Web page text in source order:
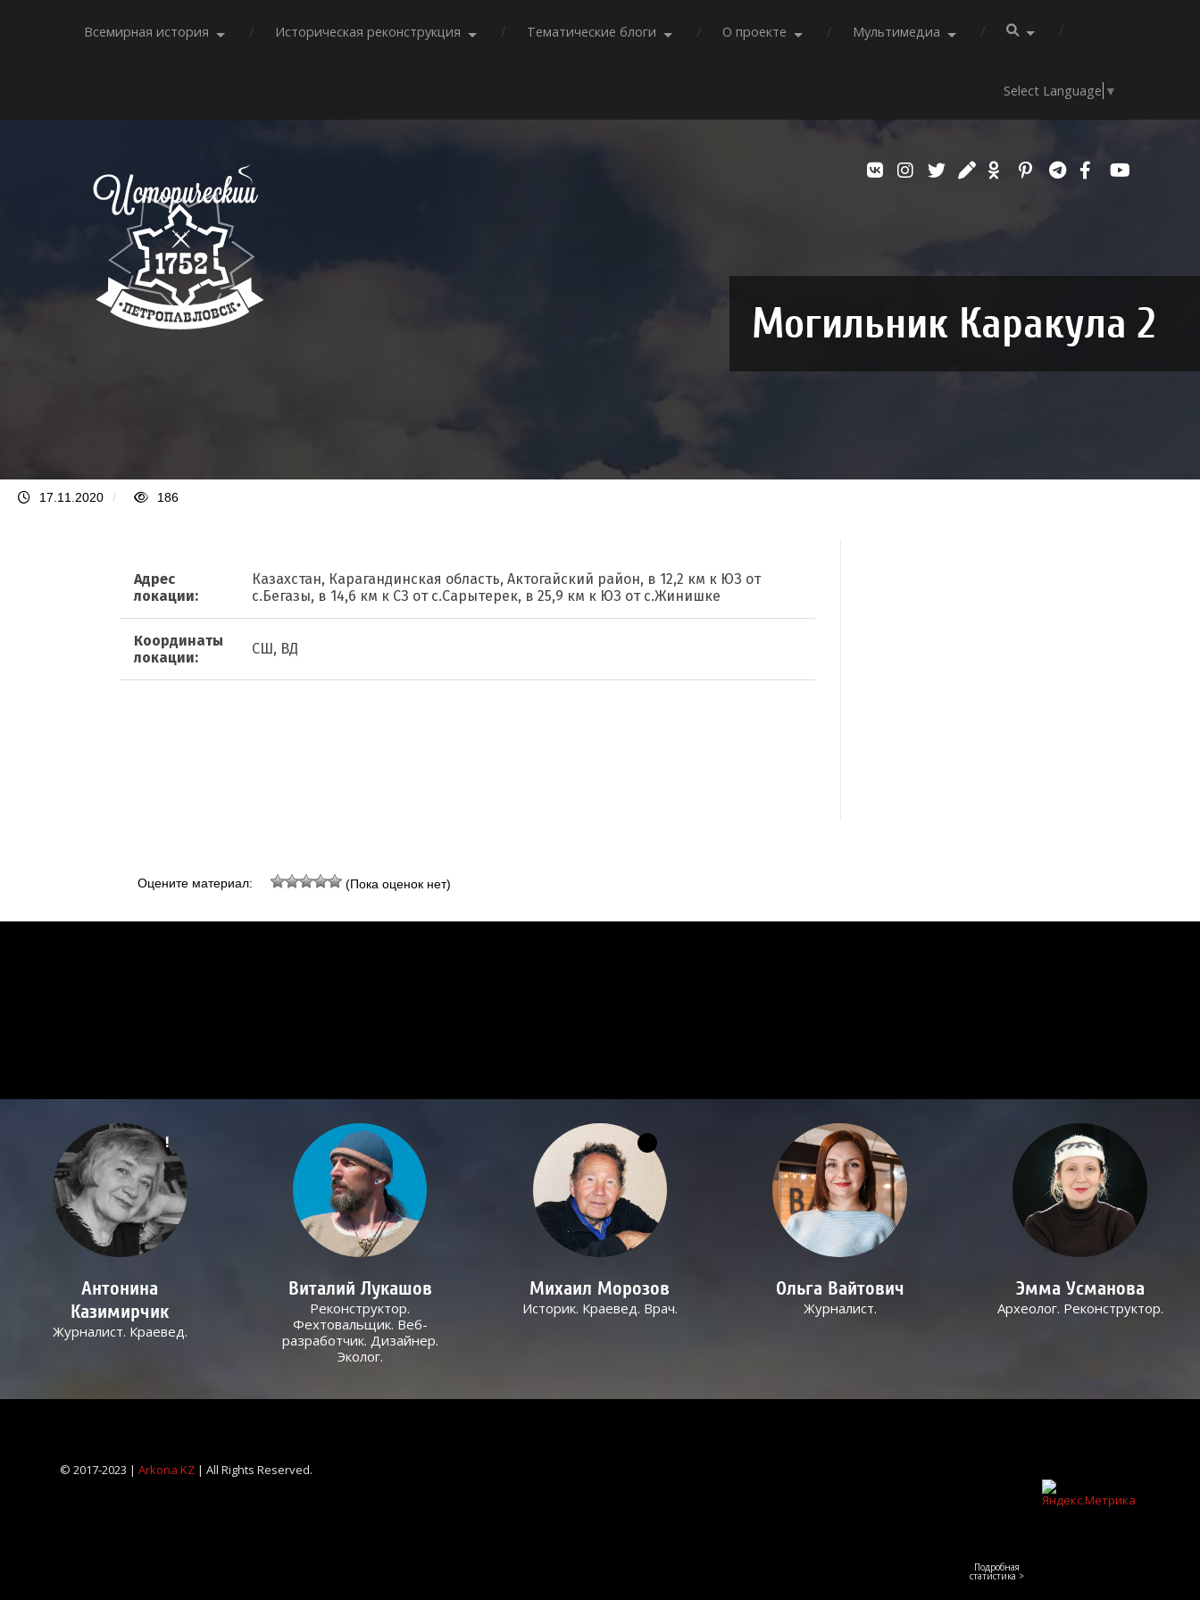
Всемирная история Историческая реконструкция Тематические блоги О проекте Мультимедиа
Select Language ▼
Могильник Каракула 2
17.11.2020 / 186
Адрес
локации:
Казахстан, Карагандинская область, Актогайский район, в 12,2 км к ЮЗ от
с.Бегазы, в 14,6 км к СЗ от с.Сарытерек, в 25,9 км к ЮЗ от с.Жинишке
Координаты
локации:
СШ, ВД
Оцените материал: (Пока оценок нет)
!
Антонина
Казимирчик
Журналист. Краевед.
Виталий Лукашов
Реконструктор.
Фехтовальщик. Веб-
разработчик. Дизайнер.
Эколог.
Михаил Морозов
Историк. Краевед. Врач.
Ольга Вайтович
Журналист.
Эмма Усманова
Археолог. Реконструктор.
© 2017-2023 |Arkona KZ | All Rights Reserved.
Подробная
статистика >